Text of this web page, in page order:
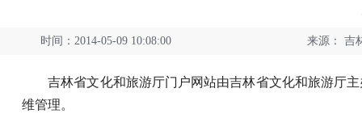
时间：2014-05-09 10:08:00 来源： 吉
吉林省文化和旅游厅门户网站由吉林省文化和旅游厅主
维管理。